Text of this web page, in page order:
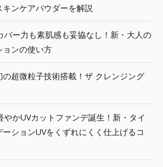
ンケアパウダーを解説
バー力も素肌感も妥協なし！新・大人の
ョンの使い方
の超微粒子技術搭載！ザ クレンジング
やかUVカットファンデ誕生！新・タイ
ションUVをくずれにくく仕上げるコ